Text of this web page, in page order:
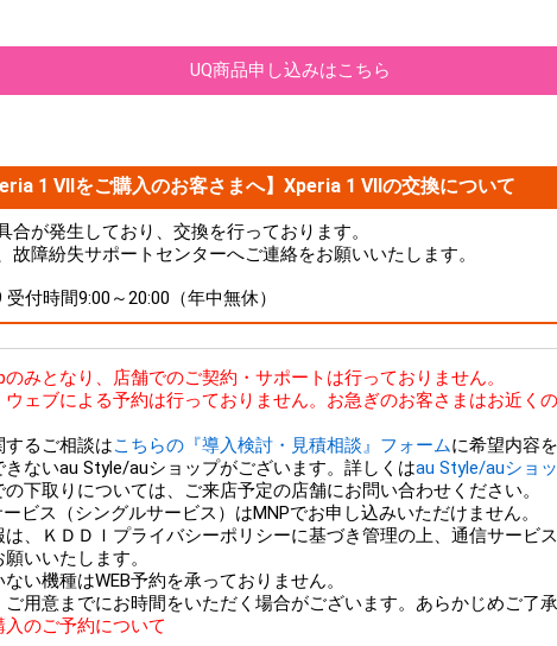
UQ商品申し込みはこちら
1 VIIをご購入のお客さまへ】Xperia 1 VIIの交換について
合が発生しており、交換を行っております。
故障紛失サポートセンターへご連絡をお願いいたします。
付時間9:00～20:00（年中無休）
みとなり、店舗でのご契約・サポートは行っておりません。
ウェブによる予約は行っておりません。お急ぎのお客さまはお近く
るご相談はこちらの『導入検討・見積相談』フォームに希望内容
きないau Style/auショップがございます。詳しくはau Style/auショ
下取りについては、ご来店予定の店舗にお問い合わせください。
ビス（シングルサービス）はMNPでお申し込みいただけません。
は、ＫＤＤＩプライバシーポリシーに基づき管理の上、通信サービ
いいたします。
い機種はWEB予約を承っておりません。
用意までにお時間をいただく場合がございます。あらかじめご了承
入のご予約について